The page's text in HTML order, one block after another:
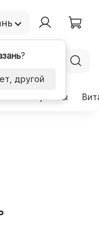
?
другой
Гормоны